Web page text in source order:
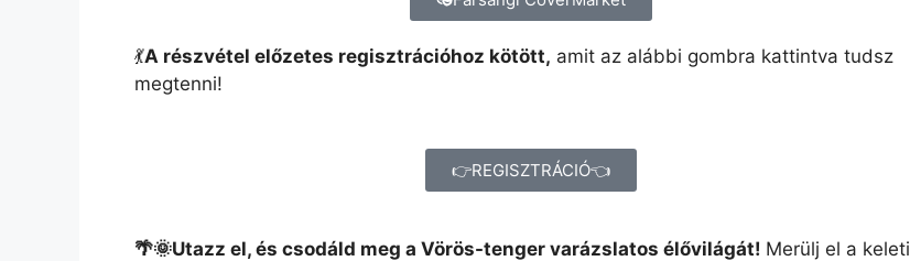
💃A részvétel előzetes regisztrációhoz kötött, amit az alábbi gombra kattintva tudsz
megtenni!
👉REGISZTRÁCIÓ👈
🌴🌞Utazz el, és csodáld meg a Vörös-tenger varázslatos élővilágát! Merülj el a keleti